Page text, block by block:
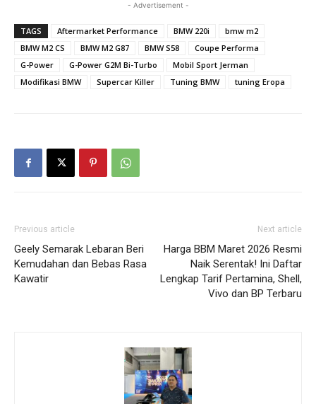
- Advertisement -
TAGS Aftermarket Performance BMW 220i
bmw m2
BMW M2 CS
BMW M2 G87 BMW S58
Coupe Performa
G-Power
G-Power G2M Bi-Turbo
Mobil Sport Jerman
Modifikasi BMW
Supercar Killer Tuning BMW tuning Eropa
Previous article
Geely Semarak Lebaran Beri
Kemudahan dan Bebas Rasa
Kawatir
Next article
Harga BBM Maret 2026 Resmi
Naik Serentak! Ini Daftar
Lengkap Tarif Pertamina, Shell,
Vivo dan BP Terbaru